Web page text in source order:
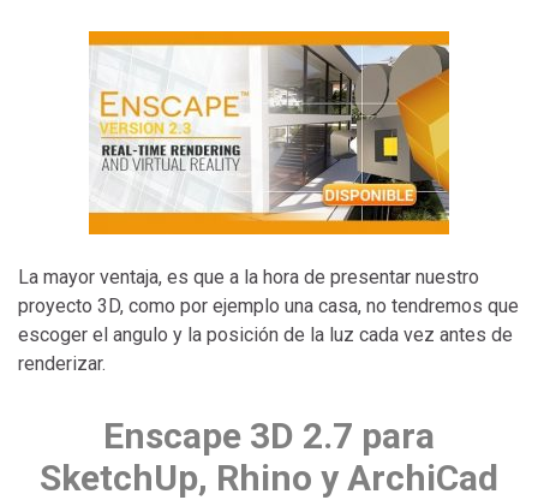
La mayor ventaja, es que a la hora de presentar nuestro
proyecto 3D, como por ejemplo una casa, no tendremos que
escoger el angulo y la posición de la luz cada vez antes de
renderizar.
Enscape 3D 2.7 para
SketchUp, Rhino y ArchiCad